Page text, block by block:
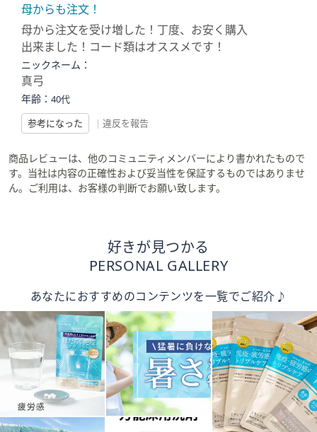
母からも注文！
母から注文を受け増した！丁度、お安く購入
出来ました！コード類はオススメです！
ニックネーム：
真弓
年齢： 40代
参考になった
| 違反を報告
商品レビューは、他のコミュニティメンバーにより書かれたもので
す。当社は内容の正確性および妥当性を保証するものではありませ
ん。ご利用は、お客様の判断でお願い致します。
好きが見つかる
PERSONAL GALLERY
あなたにおすすめのコンテンツを一覧でご紹介♪